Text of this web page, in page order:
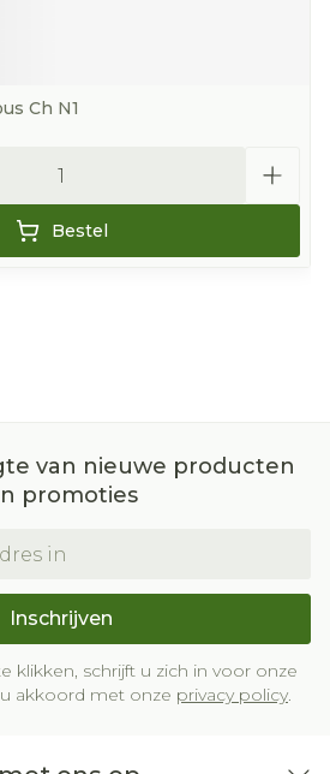
Ch N1
Bestel
van nieuwe producten
promoties
Inschrijven
klikken, schrijft u zich in voor onze
akkoord met onze privacy policy.